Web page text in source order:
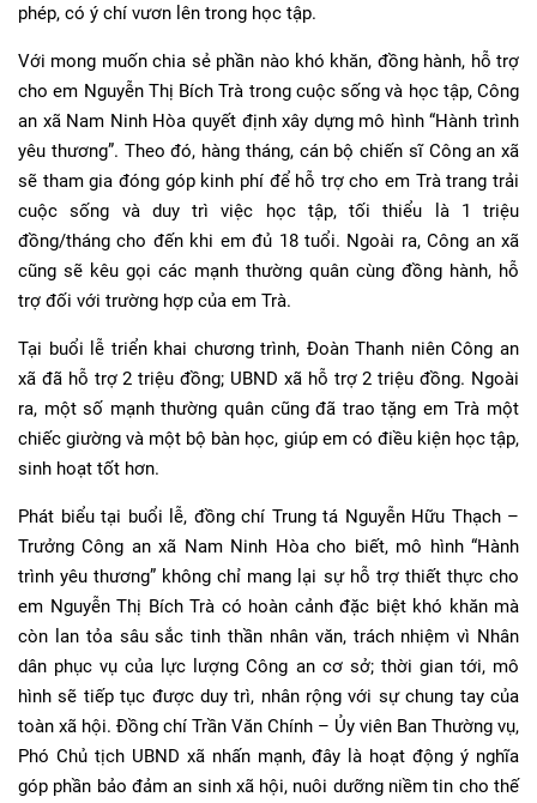
phép, có ý chí vươn lên trong học tập.
Với mong muốn chia sẻ phần nào khó khăn, đồng hành, hỗ trợ
cho em Nguyễn Thị Bích Trà trong cuộc sống và học tập, Công
an xã Nam Ninh Hòa quyết định xây dựng mô hình “Hành trình
yêu thương”. Theo đó, hàng tháng, cán bộ chiến sĩ Công an xã
sẽ tham gia đóng góp kinh phí để hỗ trợ cho em Trà trang trải
cuộc sống và duy trì việc học tập, tối thiểu là 1 triệu
đồng/tháng cho đến khi em đủ 18 tuổi. Ngoài ra, Công an xã
cũng sẽ kêu gọi các mạnh thường quân cùng đồng hành, hỗ
trợ đối với trường hợp của em Trà.
Tại buổi lễ triển khai chương trình, Đoàn Thanh niên Công an
xã đã hỗ trợ 2 triệu đồng; UBND xã hỗ trợ 2 triệu đồng. Ngoài
ra, một số mạnh thường quân cũng đã trao tặng em Trà một
chiếc giường và một bộ bàn học, giúp em có điều kiện học tập,
sinh hoạt tốt hơn.
Phát biểu tại buổi lễ, đồng chí Trung tá Nguyễn Hữu Thạch –
Trưởng Công an xã Nam Ninh Hòa cho biết, mô hình “Hành
trình yêu thương” không chỉ mang lại sự hỗ trợ thiết thực cho
em Nguyễn Thị Bích Trà có hoàn cảnh đặc biệt khó khăn mà
còn lan tỏa sâu sắc tinh thần nhân văn, trách nhiệm vì Nhân
dân phục vụ của lực lượng Công an cơ sở; thời gian tới, mô
hình sẽ tiếp tục được duy trì, nhân rộng với sự chung tay của
toàn xã hội. Đồng chí Trần Văn Chính – Ủy viên Ban Thường vụ,
Phó Chủ tịch UBND xã nhấn mạnh, đây là hoạt động ý nghĩa
góp phần bảo đảm an sinh xã hội, nuôi dưỡng niềm tin cho thế